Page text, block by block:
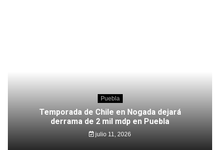
Puebla
Temporada de Chile en Nogada dejará
derrama de 2 mil mdp en Puebla
julio 11, 2026